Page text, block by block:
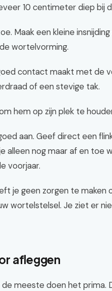
10 centimeter diep bij
Maak een kleine
wortelvorming.
contact maakt met de
of een stevige tak.
hem op zijn plek te
aan. Geef direct een
alleen nog maar af en toe
voorjaar.
je geen zorgen te maken
wortelstelsel. Je ziet er
afleggen
meeste doen het prima.